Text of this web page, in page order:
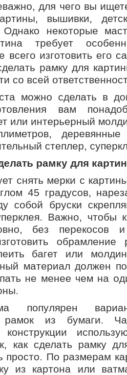
для чего вы
вышивки,
некоторые
требует
всего изготовить его
рамку для
со всей
можно сделать в
вам
или интерьерный
степлер,
рамку для
снять мерки с
45 градусов,
собой бруски
Важно, чтобы
без перекосов
багет или
материал должен
не менее чем на
популярен
рамок из бумаги.
конструкции
как сделать рамку
просто. По размерам
из картона или